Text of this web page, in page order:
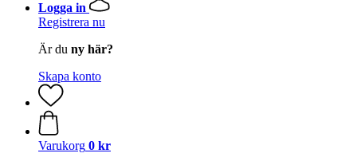
Logga in
Registrera nu
Är du ny här?
Skapa konto
Varukorg 0 kr